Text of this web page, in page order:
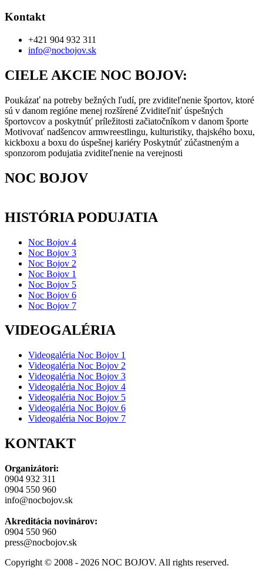
Kontakt
+421 904 932 311
info@nocbojov.sk
CIELE AKCIE NOC BOJOV:
Poukázať na potreby bežných ľudí, pre zviditeľnenie športov, ktoré
sú v danom regióne menej rozšírené Zviditeľniť úspešných
športovcov a poskytnúť príležitosti začiatočníkom v danom športe
Motivovať nadšencov armwreestlingu, kulturistiky, thajského boxu,
kickboxu a boxu do úspešnej kariéry Poskytnúť zúčastneným a
sponzorom podujatia zviditeľnenie na verejnosti
NOC BOJOV
HISTÓRIA PODUJATIA
Noc Bojov 4
Noc Bojov 3
Noc Bojov 2
Noc Bojov 1
Noc Bojov 5
Noc Bojov 6
Noc Bojov 7
VIDEOGALÉRIA
Videogaléria Noc Bojov 1
Videogaléria Noc Bojov 2
Videogaléria Noc Bojov 3
Videogaléria Noc Bojov 4
Videogaléria Noc Bojov 5
Videogaléria Noc Bojov 6
Videogaléria Noc Bojov 7
KONTAKT
Organizátori:
0904 932 311
0904 550 960
info@nocbojov.sk
Akreditácia novinárov:
0904 550 960
press@nocbojov.sk
Copyright © 2008 - 2026 NOC BOJOV. All rights reserved.